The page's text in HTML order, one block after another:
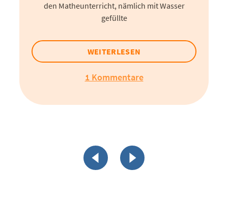
den Matheunterricht, nämlich mit Wasser
gefüllte
WEITERLESEN
1 Kommentare